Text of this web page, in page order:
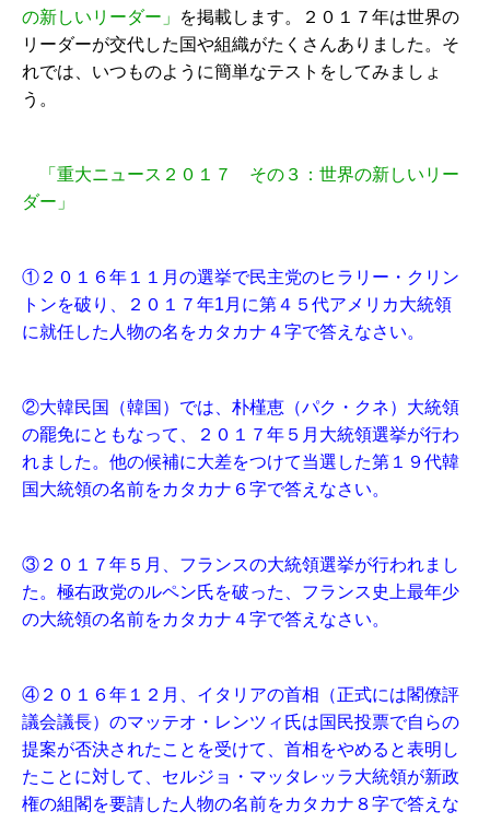
の新しいリーダー」
を掲載します。２０１７年は世界の
リーダーが交代した国や組織がたくさんありました。そ
れでは、いつものように簡単なテストをしてみましょ
う。
「重大ニュース２０１７ その３：世界の新しいリー
ダー」
①２０１６年１１月の選挙で民主党のヒラリー・クリン
トンを破り、２０１７年1月に第４５代アメリカ大統領
に就任した人物の名をカタカナ４字で答えなさい。
②大韓民国（韓国）では、朴槿恵（パク・クネ）大統領
の罷免にともなって、２０１７年５月大統領選挙が行わ
れました。他の候補に大差をつけて当選した第１９代韓
国大統領の名前をカタカナ６字で答えなさい。
③２０１７年５月、フランスの大統領選挙が行われまし
た。極右政党のルペン氏を破った、フランス史上最年少
の大統領の名前をカタカナ４字で答えなさい。
④２０１６年１２月、イタリアの首相（正式には閣僚評
議会議長）のマッテオ・レンツィ氏は国民投票で自らの
提案が否決されたことを受けて、首相をやめると表明し
たことに対して、セルジョ・マッタレッラ大統領が新政
権の組閣を要請した人物の名前をカタカナ８字で答えな